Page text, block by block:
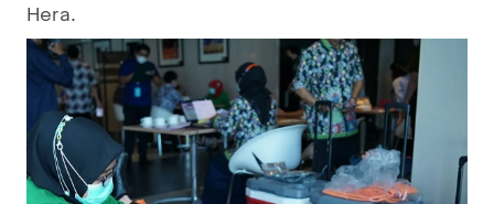
Hera.